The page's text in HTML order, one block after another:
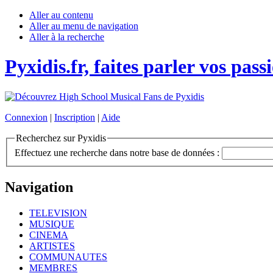
Aller au contenu
Aller au menu de navigation
Aller à la recherche
Pyxidis.fr, faites parler vos
Connexion | Inscription | Aide
Recherchez sur Pyxidis
Effectuez une recherche dans notre base de données :
Navigation
TELEVISION
MUSIQUE
CINEMA
ARTISTES
COMMUNAUTES
MEMBRES